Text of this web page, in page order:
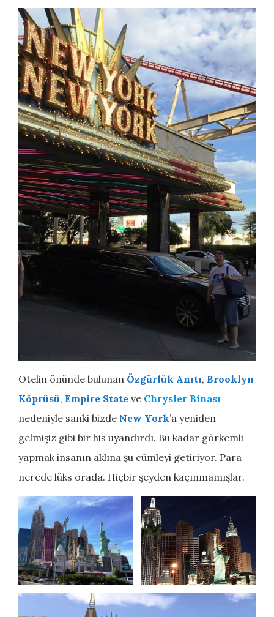
Otelin önünde bulunan Özgürlük Anıtı, Brooklyn
Köprüsü, Empire State ve Chrysler Binası
nedeniyle sanki bizde New York’a yeniden
gelmişiz gibi bir his uyandırdı. Bu kadar görkemli
yapmak insanın aklına şu cümleyi getiriyor. Para
nerede lüks orada. Hiçbir şeyden kaçınmamışlar.